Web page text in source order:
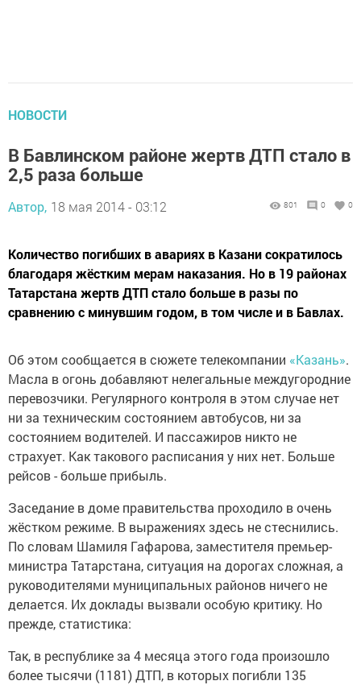
НОВОСТИ
В Бавлинском районе жертв ДТП стало в
2,5 раза больше
Автор, 18 мая 2014 - 03:12 801 0 0
Количество погибших в авариях в Казани сократилось
благодаря жёстким мерам наказания. Но в 19 районах
Татарстана жертв ДТП стало больше в разы по
сравнению с минувшим годом, в том числе и в Бавлах.
Об этом сообщается в сюжете телекомпании «Казань».
Масла в огонь добавляют нелегальные междугородние
перевозчики. Регулярного контроля в этом случае нет
ни за техническим состоянием автобусов, ни за
состоянием водителей. И пассажиров никто не
страхует. Как такового расписания у них нет. Больше
рейсов - больше прибыль.
Заседание в доме правительства проходило в очень
жёстком режиме. В выражениях здесь не стеснились.
По словам Шамиля Гафарова, заместителя премьер-
министра Татарстана, ситуация на дорогах сложная, а
руководителями муниципальных районов ничего не
делается. Их доклады вызвали особую критику. Но
прежде, статистика:
Так, в республике за 4 месяца этого года произошло
более тысячи (1181) ДТП, в которых погибли 135